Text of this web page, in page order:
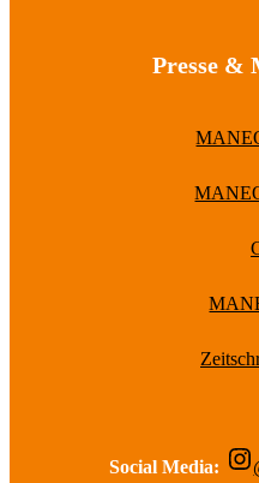
Presse &
Social Media: